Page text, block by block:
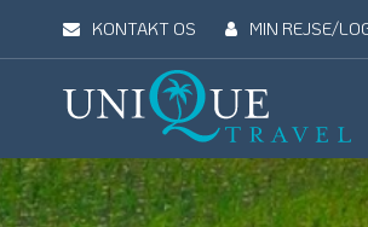
KONTAKT OS MIN REJSE/
REJSEMÅL REJSETYPER